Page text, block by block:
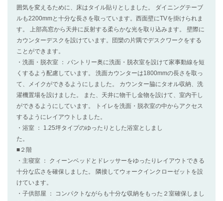
囲気を変えるために、床はタイル貼りとしました。 ダイニングテーブ
ルも2200mmと十分な長さを取っています。西面壁にTVを掛けられま
す。 上部高窓から天井に反射する柔らかな光を取り込みます。 壁際に
カウンターデスクを設けています。団欒の片隅でデスクワークをする
ことができます。
・洗面・脱衣室 ： パントリー奥に洗面・脱衣室を設けて家事動線を短
くするよう配慮しています。 洗面カウンターは1800mmの長さを取っ
て、メイクができるようにしました。 カウンター脇にタオル収納、洗
濯機置場を設けました。 また、天井に物干し金物を設けて、室内干し
ができるようにしています。 トイレを洗面・脱衣室の中からアクセス
するようにレイアウトしました。
・浴室 ： 1.25坪タイプのゆったりとした浴室としまし
た。
■２階
・主寝室 ： クィーンベッドとドレッサーをゆったりレイアウトできる
十分な広さを確保しました。 隣接してウォークインクローゼットを設
けています。
・子供部屋 ： コンパクトながらも十分な収納をもった２室確保しまし